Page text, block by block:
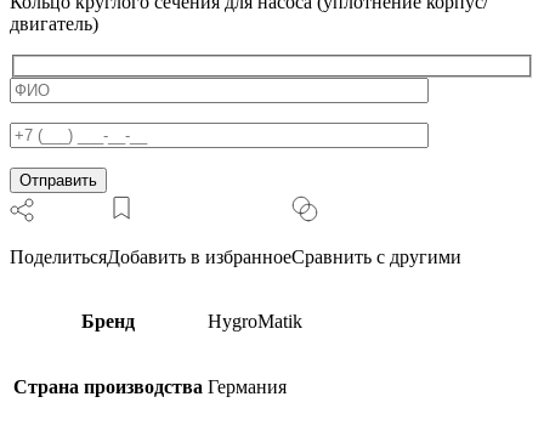
насоса
двигатель)
двигатель)
ПоделитьсяДобавить в избранноеСравнить с другими
Бренд HygroMatik
Страна производства Германия